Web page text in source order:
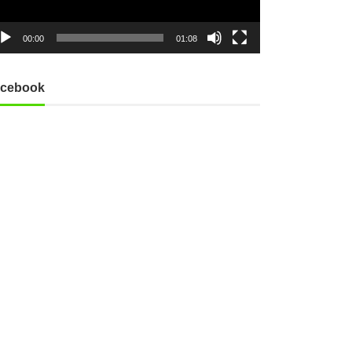
00:00 01:08